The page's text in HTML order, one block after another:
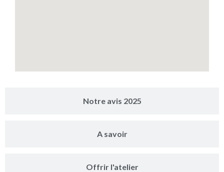
Notre avis 2025
A savoir
Offrir l'atelier